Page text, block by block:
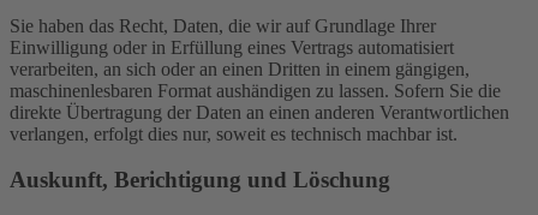
Sie haben das Recht, Daten, die wir auf Grundlage Ihrer
Einwilligung oder in Erfüllung eines Vertrags automatisiert
verarbeiten, an sich oder an einen Dritten in einem gängigen,
maschinenlesbaren Format aushändigen zu lassen. Sofern Sie die
direkte Übertragung der Daten an einen anderen Verantwortlichen
verlangen, erfolgt dies nur, soweit es technisch machbar ist.
Auskunft, Berichtigung und Löschung